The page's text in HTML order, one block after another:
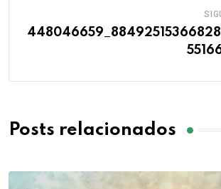
Posts relacionados